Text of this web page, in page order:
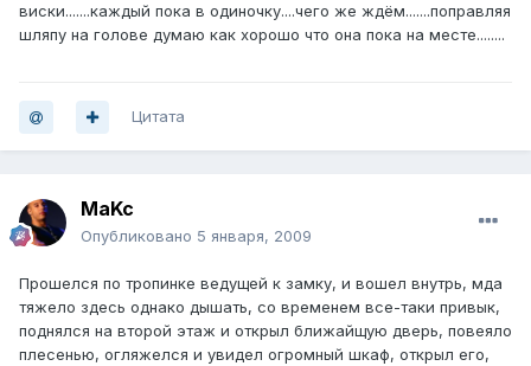
виски.......каждый пока в одиночку....чего же ждём.......поправляя
шляпу на голове думаю как хорошо что она пока на месте........
Цитата
MaKc
Опубликовано 5 января, 2009
Прошелся по тропинке ведущей к замку, и вошел внутрь, мда
тяжело здесь однако дышать, со временем все-таки привык,
поднялся на второй этаж и открыл ближайщую дверь, повеяло
плесенью, огляжелся и увидел огромный шкаф, открыл его,